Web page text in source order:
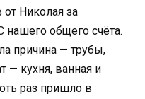
Николая за
общего счёта.
причина — трубы,
— кухня, ванная и
раз пришло в